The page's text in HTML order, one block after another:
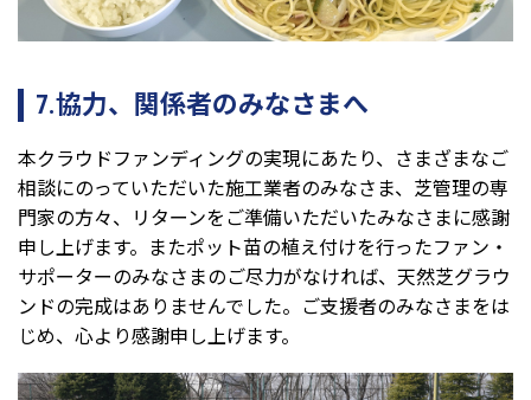
7.協力、関係者のみなさまへ
本クラウドファンディングの実現にあたり、さまざまなご
相談にのっていただいた施工業者のみなさま、芝管理の専
門家の方々、リターンをご準備いただいたみなさまに感謝
申し上げます。またポット苗の植え付けを行ったファン・
サポーターのみなさまのご尽力がなければ、天然芝グラウ
ンドの完成はありませんでした。ご支援者のみなさまをは
じめ、心より感謝申し上げます。